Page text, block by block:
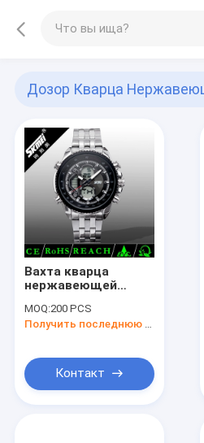
Дозор Кварца
Вахта кварца
нержавеющей
MOQ:200 PCS
Получить последнюю цену
Контакт